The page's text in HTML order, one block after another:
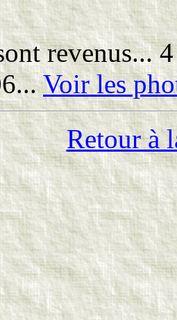
revenus...
Voir les
Retour à